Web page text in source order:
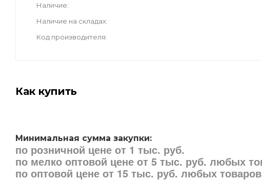
Наличие
Наличие на складах
Код производителя
Как купить
Минимальная сумма закупки:
по розничной цене от 1 тыс. руб.
по мелко оптовой цене от 5 тыс. руб. любых
по оптовой цене от 15 тыс. руб. любых